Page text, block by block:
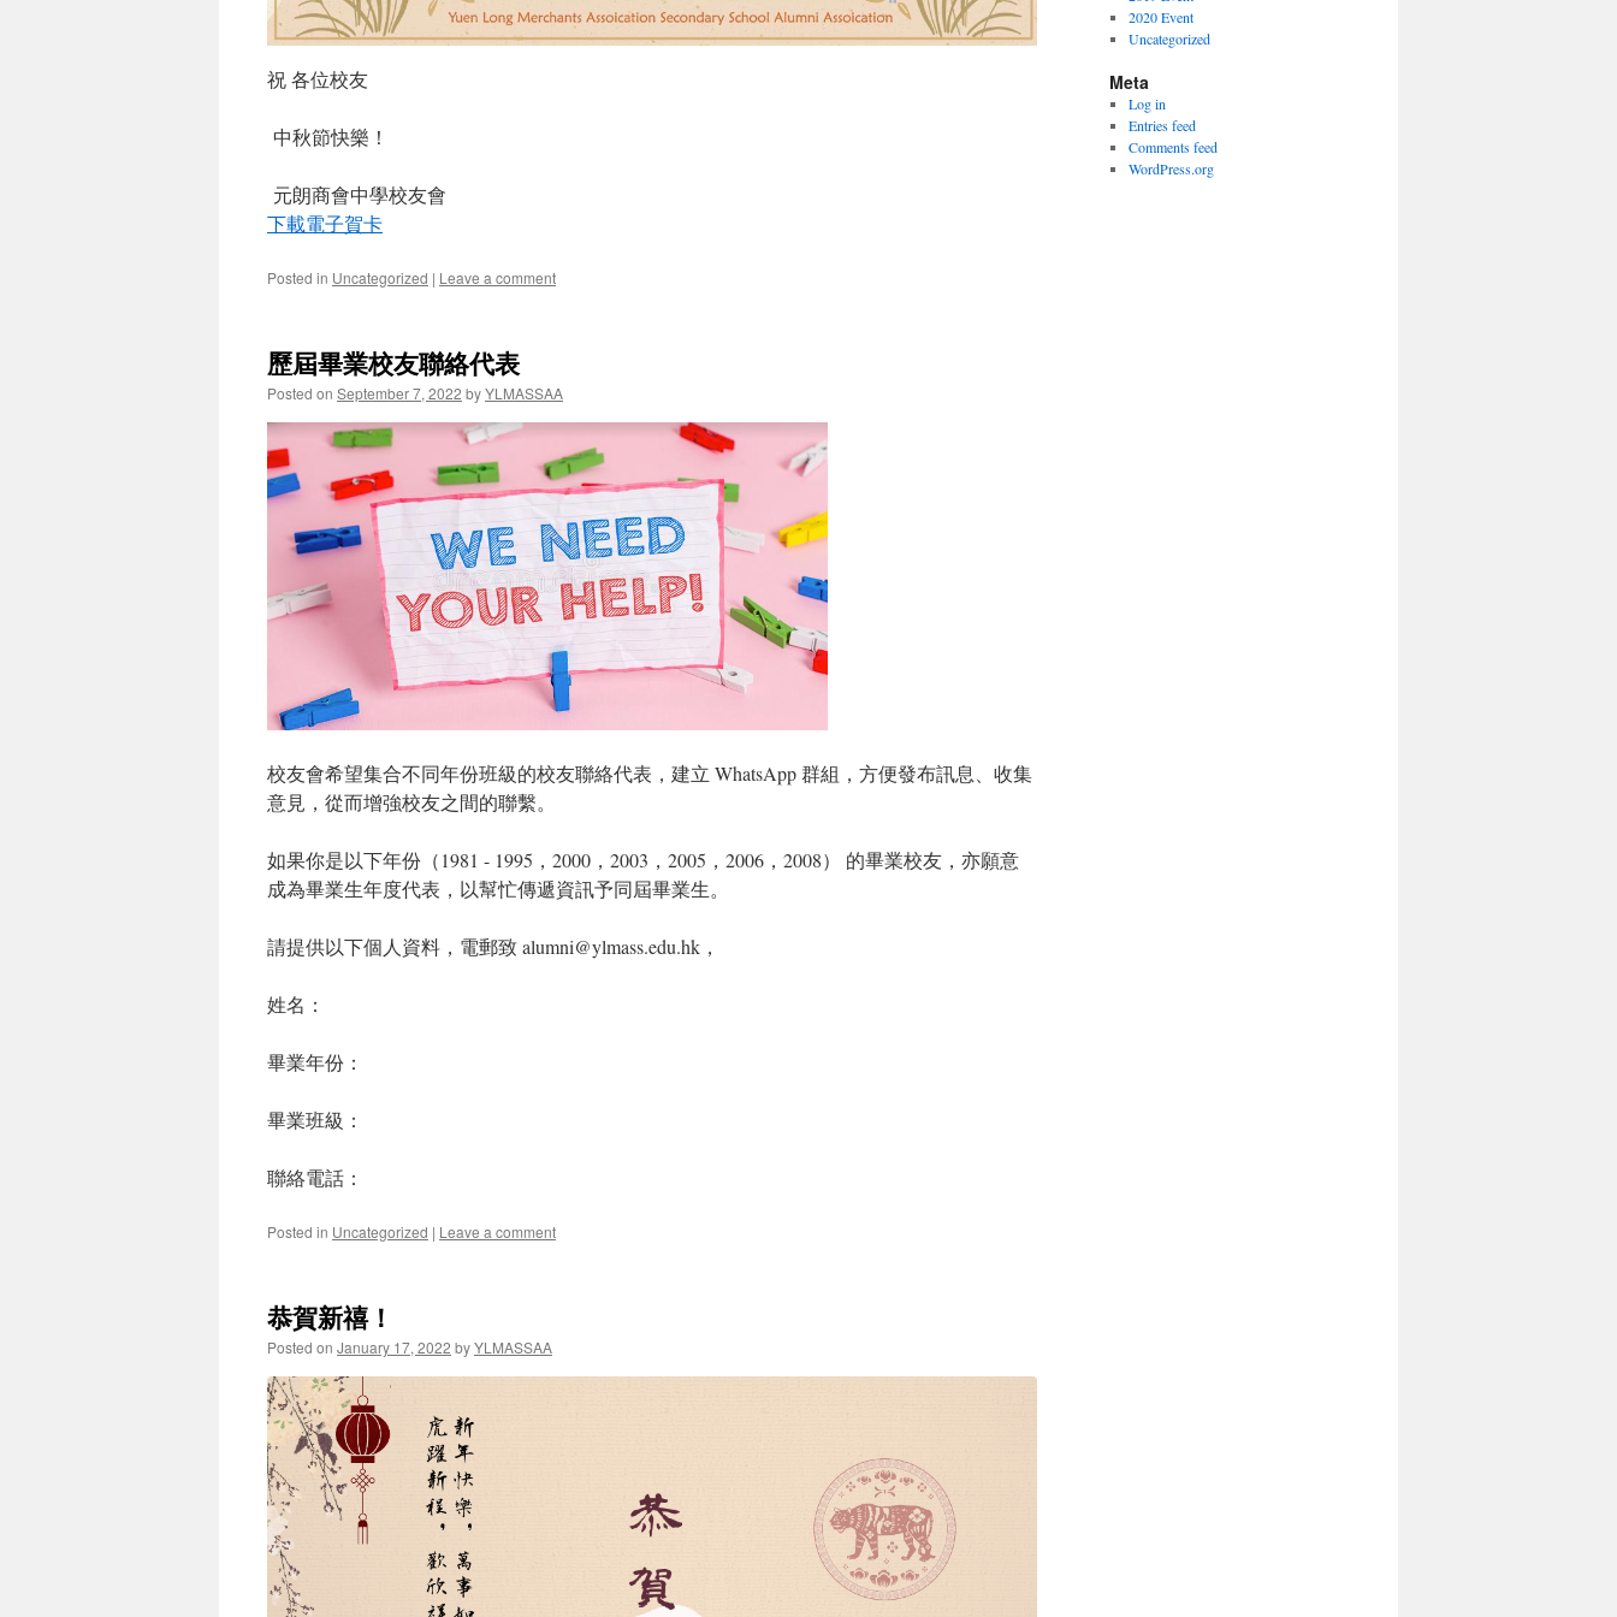
祝 各位校友
中秋節快樂！
元朗商會中學校友會
下載電子賀卡
Posted in Uncategorized | Leave a comment
歷屆畢業校友聯絡代表
Posted on September 7, 2022 byYLMASSAA
校友會希望集合不同年份班級的校友聯絡代表，建立 WhatsApp 群組，方便發布訊息、收集
意見，從而增強校友之間的聯繫。
如果你是以下年份（1981 - 1995，2000，2003，2005，2006，2008） 的畢業校友，亦願意
成為畢業生年度代表，以幫忙傳遞資訊予同屆畢業生。
請提供以下個人資料，電郵致 alumni@ylmass.edu.hk，
姓名：
畢業年份：
畢業班級：
聯絡電話：
Posted in Uncategorized | Leave a comment
恭賀新禧！
Posted on January 17, 2022 byYLMASSAA
2020 Event
Uncategorized
Meta
Log in
Entries feed
Comments feed
WordPress.org